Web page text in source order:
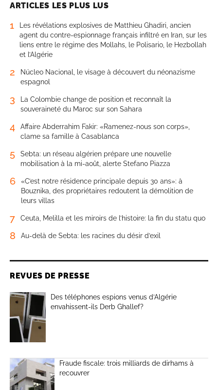
ARTICLES LES PLUS LUS
1
Les révélations explosives de Matthieu Ghadiri, ancien
agent du contre-espionnage français infiltré en Iran, sur les
liens entre le régime des Mollahs, le Polisario, le Hezbollah
et l’Algérie
2
Núcleo Nacional, le visage à découvert du néonazisme
espagnol
3
La Colombie change de position et reconnaît la
souveraineté du Maroc sur son Sahara
4
Affaire Abderrahim Fakir: «Ramenez-nous son corps»,
clame sa famille à Casablanca
5
Sebta: un réseau algérien prépare une nouvelle
mobilisation à la mi-août, alerte Stefano Piazza
6
«C’est notre résidence principale depuis 30 ans»: à
Bouznika, des propriétaires redoutent la démolition de
leurs villas
7 Ceuta, Melilla et les miroirs de l’histoire: la fin du statu quo
8 Au-delà de Sebta: les racines du désir d’exil
REVUES DE PRESSE
Des téléphones espions venus d’Algérie
envahissent-ils Derb Ghallef?
Fraude fiscale: trois milliards de dirhams à
recouvrer